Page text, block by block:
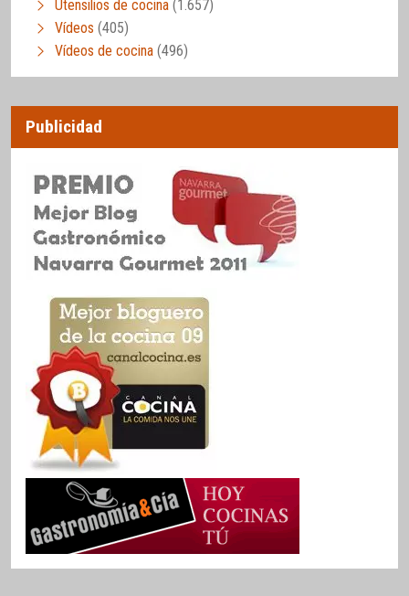
Utensilios de cocina (1.657)
Vídeos (405)
Vídeos de cocina (496)
Publicidad